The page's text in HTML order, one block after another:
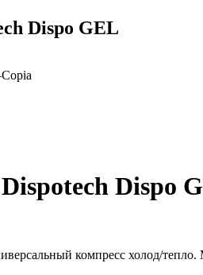
Dispo GEL
Dispo
компресс холод/